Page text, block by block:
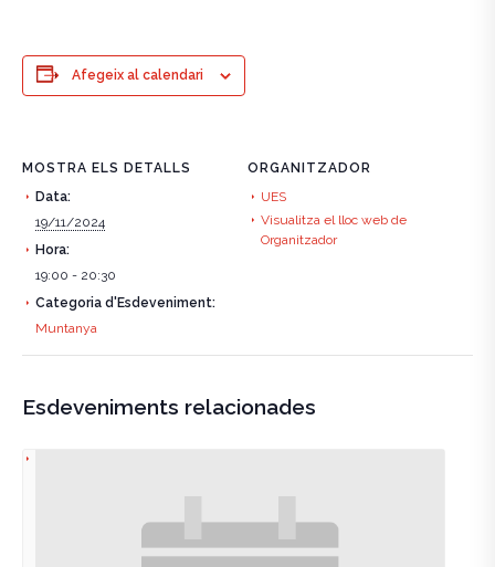
Afegeix al calendari
MOSTRA ELS DETALLS
Data:
19/11/2024
Hora:
19:00 - 20:30
Categoria d'Esdeveniment:
Muntanya
ORGANITZADOR
UES
Visualitza el lloc web de
Organitzador
Esdeveniments relacionades